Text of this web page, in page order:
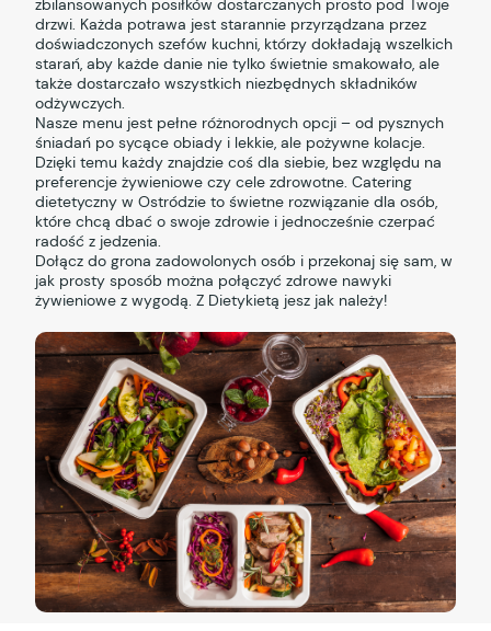
zbilansowanych posiłków dostarczanych prosto pod Twoje
drzwi. Każda potrawa jest starannie przyrządzana przez
doświadczonych szefów kuchni, którzy dokładają wszelkich
starań, aby każde danie nie tylko świetnie smakowało, ale
także dostarczało wszystkich niezbędnych składników
odżywczych.
Nasze menu jest pełne różnorodnych opcji – od pysznych
śniadań po sycące obiady i lekkie, ale pożywne kolacje.
Dzięki temu każdy znajdzie coś dla siebie, bez względu na
preferencje żywieniowe czy cele zdrowotne. Catering
dietetyczny w Ostródzie to świetne rozwiązanie dla osób,
które chcą dbać o swoje zdrowie i jednocześnie czerpać
radość z jedzenia.
Dołącz do grona zadowolonych osób i przekonaj się sam, w
jak prosty sposób można połączyć zdrowe nawyki
żywieniowe z wygodą. Z Dietykietą jesz jak należy!